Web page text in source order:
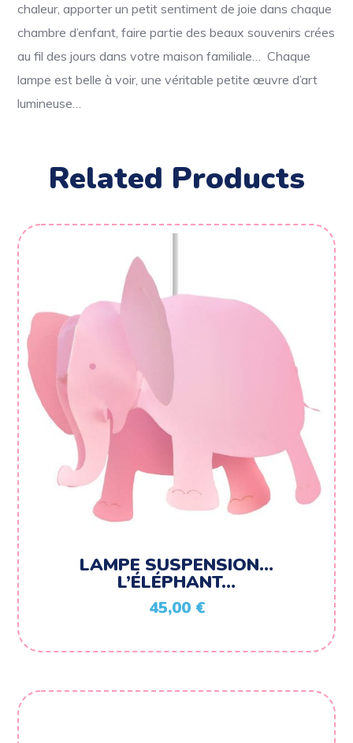
chaleur, apporter un petit sentiment de joie dans chaque
chambre d’enfant, faire partie des beaux souvenirs crées
au fil des jours dans votre maison familiale… Chaque
lampe est belle à voir, une véritable petite œuvre d’art
lumineuse…
Related Products
LAMPE SUSPENSION…
L’ÉLÉPHANT…
45,00 €